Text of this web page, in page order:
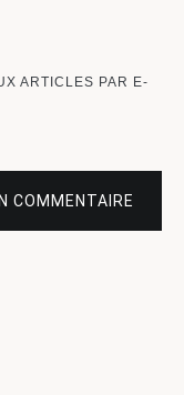
ARTICLES PAR E-
COMMENTAIRE